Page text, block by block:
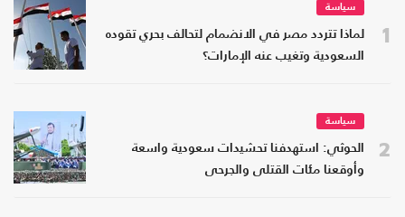
1
سياسة
لماذا تتردد مصر في الانضمام لتحالف بحري تقوده
السعودية وتغيب عنه الإمارات؟
2
سياسة
الحوثي: استهدفنا تحشيدات سعودية واسعة
وأوقعنا مئات القتلى والجرحى